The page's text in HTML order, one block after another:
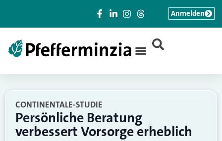
|
Anmelden
CONTINENTALE-STUDIE
Persönliche Beratung
verbessert Vorsorge erheblich